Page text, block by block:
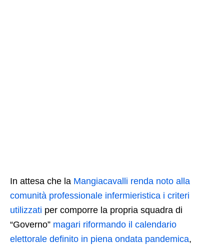
In attesa che la Mangiacavalli renda noto alla
comunità professionale infermieristica i criteri
utilizzati per comporre la propria squadra di
“Governo” magari riformando il calendario
elettorale definito in piena ondata pandemica,